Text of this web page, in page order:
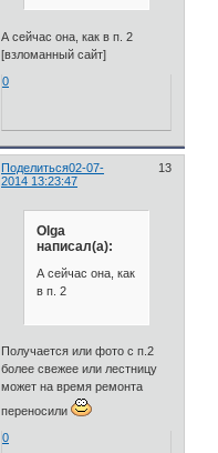
А сейчас она, как в п. 2
[взломанный сайт]
0
Поделиться 13
02-07-
2014 13:23:47
Olga
написал(а):
А сейчас она, как
в п. 2
Получается или фото с п.2
более свежее или лестницу
может на время ремонта
переносили
0